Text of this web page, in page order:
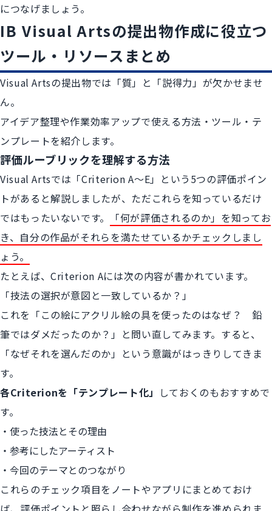
につなげましょう。
IB Visual Artsの提出物作成に役立つ
ツール・リソースまとめ
Visual Artsの提出物では「質」と「説得力」が欠かせませ
ん。
アイデア整理や作業効率アップで使える方法・ツール・テ
ンプレートを紹介します。
評価ルーブリックを理解する方法
Visual Artsでは「Criterion A～E」という5つの評価ポイン
トがあると解説しましたが、ただこれらを知っているだけ
ではもったいないです。
「何が評価されるのか」を知ってお
き、自分の作品がそれらを満たせているかチェックしまし
ょう。
たとえば、Criterion Aには次の内容が書かれています。
「技法の選択が意図と一致しているか？」
これを「この絵にアクリル絵の具を使ったのはなぜ？ 鉛
筆ではダメだったのか？」と問い直してみます。すると、
「なぜそれを選んだのか」という意識がはっきりしてきま
す。
各Criterionを「テンプレート化」 しておくのもおすすめで
す。
使った技法とその理由
参考にしたアーティスト
今回のテーマとのつながり
これらのチェック項目をノートやアプリにまとめておけ